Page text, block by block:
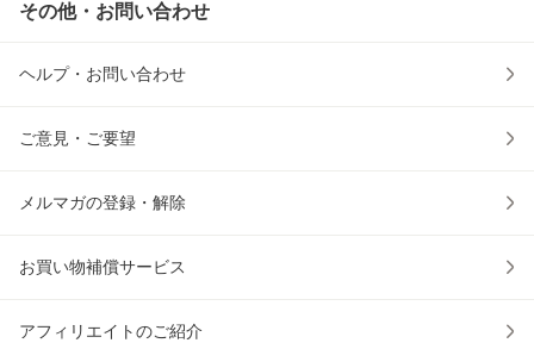
その他・お問い合わせ
ヘルプ・お問い合わせ
ご意見・ご要望
メルマガの登録・解除
お買い物補償サービス
アフィリエイトのご紹介